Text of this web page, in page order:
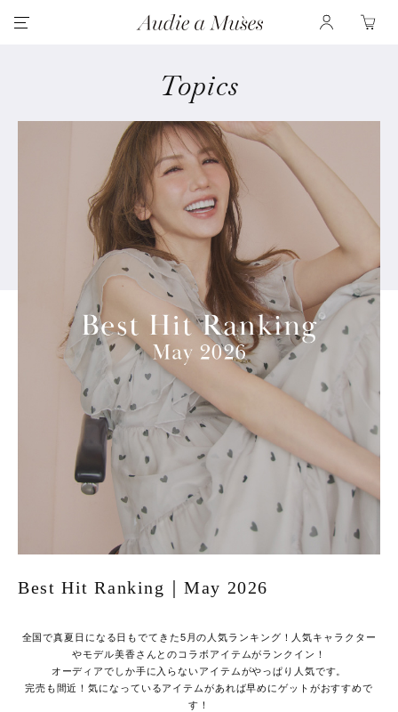
Topics
Best Hit Ranking｜May 2026
全国で真夏日になる日もでてきた5月の人気ランキング！人気キャラクター
やモデル美香さんとのコラボアイテムがランクイン！
オーディアでしか手に入らないアイテムがやっぱり人気です。
完売も間近！気になっているアイテムがあれば早めにゲットがおすすめで
す！